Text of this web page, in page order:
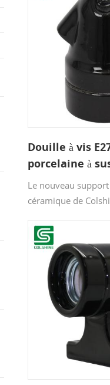
Douille à vis
porcelaine à
crochet en
Le nouveau
céramique de
restaurants et aux
un abat-jour en
atmosphère rétro.